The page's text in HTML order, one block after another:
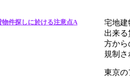
件探しに於ける注意点A
宅地建
出来
方から
規制
東京の